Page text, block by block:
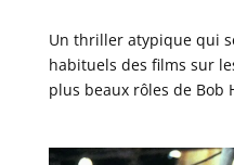
Un thriller atypique qui
habituels des films sur
plus beaux rôles de Bob